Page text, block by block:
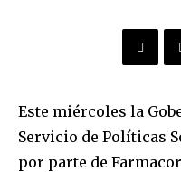
Este miércoles la
Servicio de Políticas
por parte de